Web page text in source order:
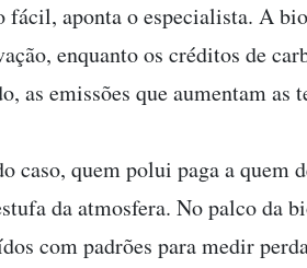
fácil, aponta o especialista. A
enquanto os créditos de
as emissões que aumentam as
caso, quem polui paga a quem
da atmosfera. No palco da
com padrões para medir